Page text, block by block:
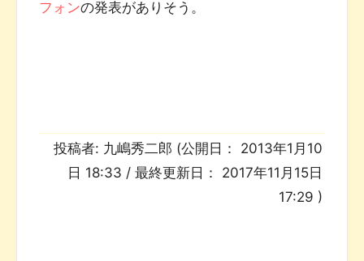
フォンの発表がありそう。
投稿者: 九嶋秀二郎 (公開日： 2013年1月10
日 18:33 / 最終更新日： 2017年11月15日
17:29 )